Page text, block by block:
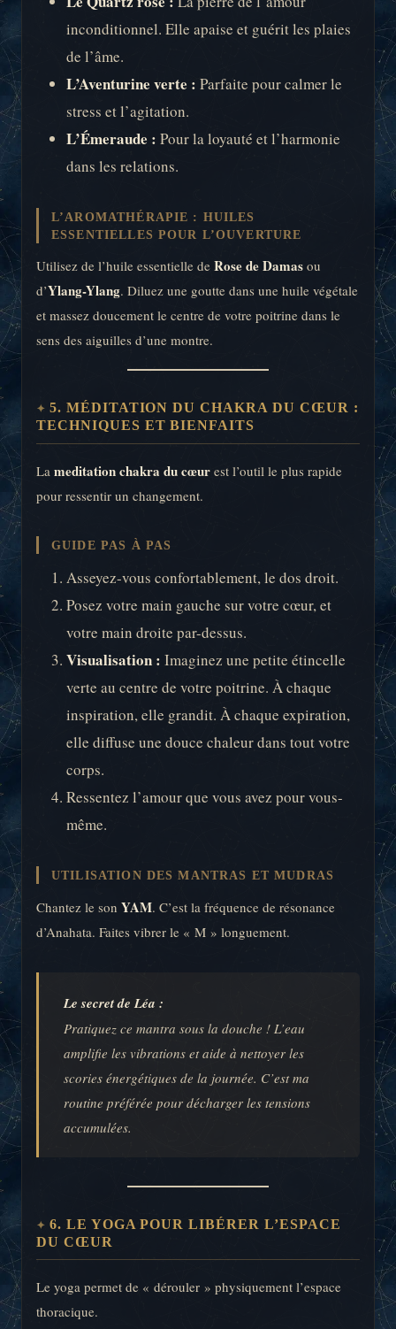
inconditionnel. Elle apaise et guérit les plaies
de l’âme.
L’Aventurine verte : Parfaite pour calmer le
stress et l’agitation.
L’Émeraude : Pour la loyauté et l’harmonie
dans les relations.
L’AROMATHÉRAPIE : HUILES
ESSENTIELLES POUR L’OUVERTURE
Utilisez de l’huile essentielle de Rose de Damas ou
d’Ylang-Ylang. Diluez une goutte dans une huile végétale
et massez doucement le centre de votre poitrine dans le
sens des aiguilles d’une montre.
5. MÉDITATION DU CHAKRA DU CŒUR :
TECHNIQUES ET BIENFAITS
La meditation chakra du cœur est l’outil le plus rapide
pour ressentir un changement.
GUIDE PAS À PAS
Asseyez-vous confortablement, le dos droit.
Posez votre main gauche sur votre cœur, et
votre main droite par-dessus.
Visualisation : Imaginez une petite étincelle
verte au centre de votre poitrine. À chaque
inspiration, elle grandit. À chaque expiration,
elle diffuse une douce chaleur dans tout votre
corps.
Ressentez l’amour que vous avez pour vous-
même.
UTILISATION DES MANTRAS ET MUDRAS
Chantez le son YAM. C’est la fréquence de résonance
d’Anahata. Faites vibrer le « M » longuement.
Le secret de Léa :
Pratiquez ce mantra sous la douche ! L’eau
amplifie les vibrations et aide à nettoyer les
scories énergétiques de la journée. C’est ma
routine préférée pour décharger les tensions
accumulées.
6. LE YOGA POUR LIBÉRER L’ESPACE
DU CŒUR
Le yoga permet de « dérouler » physiquement l’espace
thoracique.